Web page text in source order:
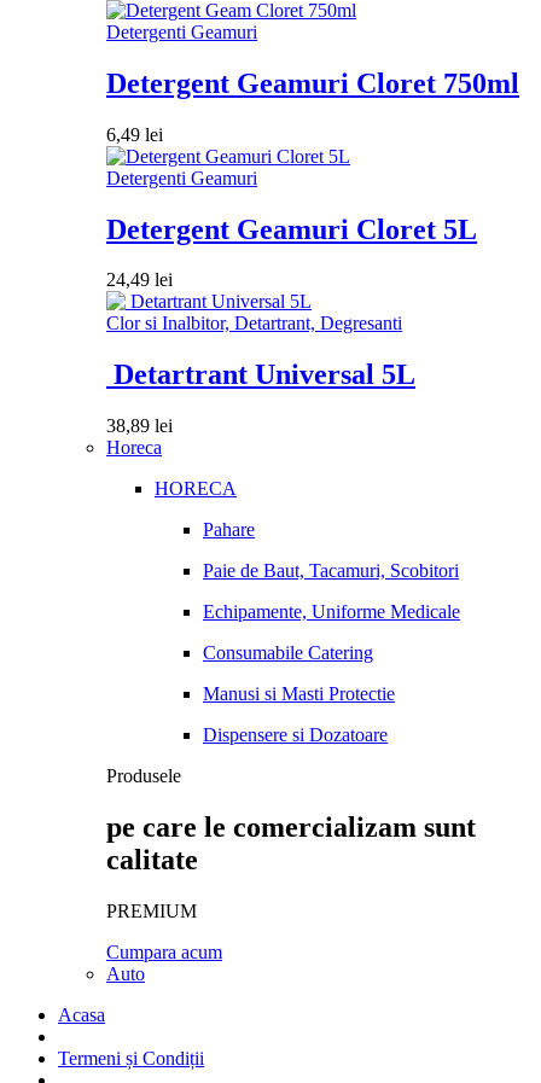
Detergenti Geamuri
Detergent Geamuri Cloret 750ml
6,49 lei
Detergenti Geamuri
Detergent Geamuri Cloret 5L
24,49 lei
Clor si Inalbitor, Detartrant, Degresanti
Detartrant Universal 5L
38,89 lei
Horeca
HORECA
Pahare
Paie de Baut, Tacamuri, Scobitori
Echipamente, Uniforme Medicale
Consumabile Catering
Manusi si Masti Protectie
Dispensere si Dozatoare
Produsele
pe care le comercializam sunt
calitate
PREMIUM
Cumpara acum
Auto
Acasa
Termeni și Condiții